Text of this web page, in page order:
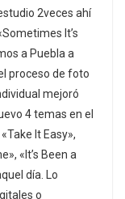
2veces ahí
It’s
a Puebla a
proceso de foto
mejoró
4 temas en el
It Easy»,
«It’s Been a
día. Lo
o